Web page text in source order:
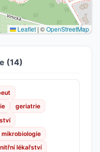
Leaflet | ©OpenStreetMap
(14)
geriatrie
lékařství